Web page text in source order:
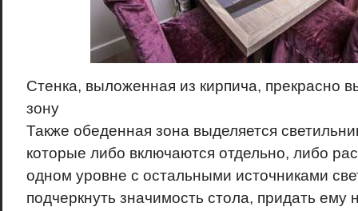
Стенка, выложенная из кирпича, прекрасно
зону
Также обеденная зона выделяется
которые либо включаются отдельно, либо
одном уровне с остальными источниками
подчеркнуть значимость стола, придать ему